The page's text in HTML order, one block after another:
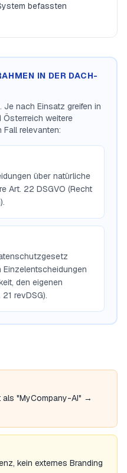
befassten
IN DER DACH-
Je nach Einsatz greifen in
weitere
relevanten:
über natürliche
Art. 22 DSGVO (Recht
den eigenen
revDSG).
"MyCompany-AI" →
kein externes Branding